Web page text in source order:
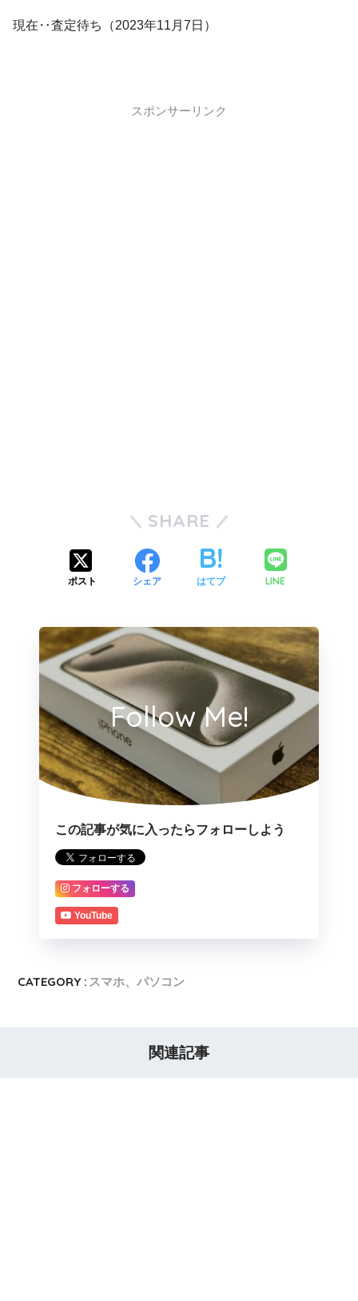
現在‥査定待ち（2023年11月7日）
スポンサーリンク
SHARE
ポスト シェア はてブ LINE
Follow Me!
この記事が気に入ったらフォローしよう
フォローする
YouTube
CATEGORY : スマホ、パソコン
関連記事